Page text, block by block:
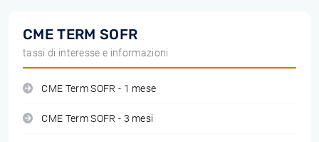
CME TERM SOFR
tassi di interesse e informazioni
CME Term SOFR - 1 mese
CME Term SOFR - 3 mesi